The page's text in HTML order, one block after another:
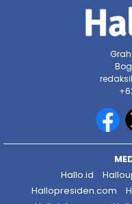
Hallo.id
Hallopresiden.com